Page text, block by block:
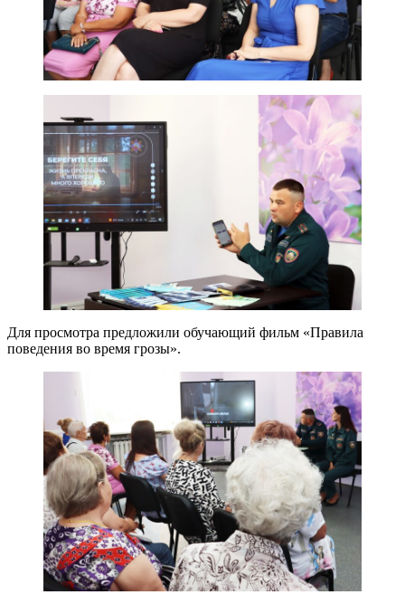
Для просмотра предложили обучающий фильм «Правила
поведения во время грозы».